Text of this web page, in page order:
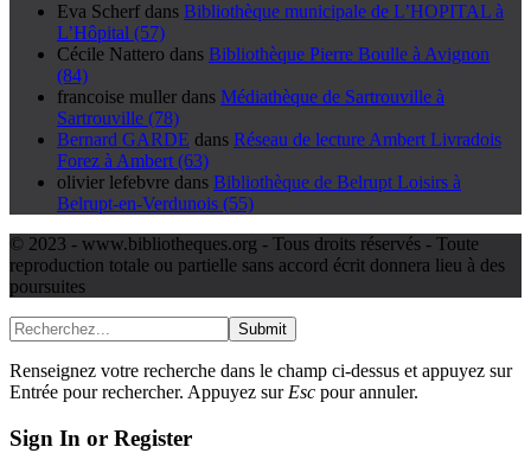
Eva Scherf dans Bibliothèque municipale de L’HOPITAL à
L’Hôpital (57)
Cécile Nattero dans Bibliothèque Pierre Boulle à Avignon
(84)
francoise muller dans Médiathèque de Sartrouville à
Sartrouville (78)
Bernard GARDE dans Réseau de lecture Ambert Livradois
Forez à Ambert (63)
olivier lefebvre dans Bibliothèque de Belrupt Loisirs à
Belrupt-en-Verdunois (55)
© 2023 - www.bibliotheques.org - Tous droits réservés - Toute
reproduction totale ou partielle sans accord écrit donnera lieu à des
poursuites
Submit
Renseignez votre recherche dans le champ ci-dessus et appuyez sur
Entrée pour rechercher. Appuyez sur Esc pour annuler.
Sign In or Register